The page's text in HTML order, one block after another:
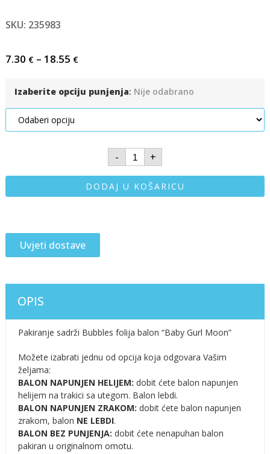
SKU: 235983
7.30 €– 18.55 €
Izaberite opciju punjenja: Nije odabrano
- +
DODAJ U KOŠARICU
Uvjeti dostave
OPIS
Pakiranje sadrži Bubbles folija balon “Baby Gurl Moon”
Možete izabrati jednu od opcija koja odgovara Vašim
željama:
BALON NAPUNJEN HELIJEM: dobit ćete balon napunjen
helijem na trakici sa utegom. Balon lebdi.
BALON NAPUNJEN ZRAKOM: dobit ćete balon napunjen
zrakom, balon NE LEBDI.
BALON BEZ PUNJENJA: dobit ćete nenapuhan balon
pakiran u originalnom omotu.